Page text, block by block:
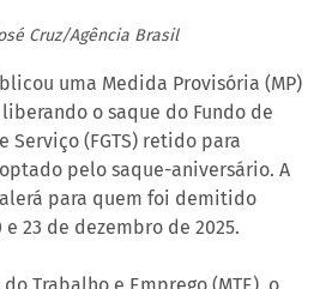
Cruz/Agência Brasil
uma Medida Provisória (MP)
o saque do Fundo de
Serviço (FGTS) retido para
pelo saque-aniversário. A
para quem foi demitido
23 de dezembro de 2025.